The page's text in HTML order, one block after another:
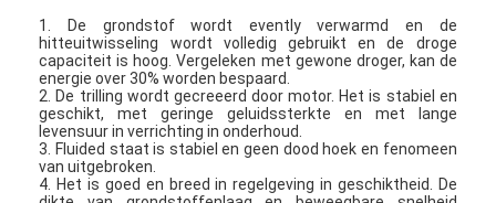
1.
De grondstof wordt evently verwarmd en de
hitteuitwisseling wordt volledig gebruikt en de droge
capaciteit is hoog. Vergeleken met gewone droger, kan de
energie over 30% worden bespaard.
2. De trilling wordt gecreeerd door motor. Het is stabiel en
geschikt, met geringe geluidssterkte en met lange
levensuur in verrichting in onderhoud.
3. Fluided staat is stabiel en geen dood hoek en fenomeen
van uitgebroken.
4. Het is goed en breed in regelgeving in geschiktheid. De